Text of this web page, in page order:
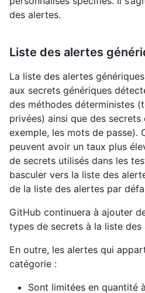
des alertes.
Liste des alertes
La liste des alertes
aux secrets génériques
des méthodes déterministes
privées) ainsi que des secrets
exemple, les mots de passe).
peuvent avoir un taux plus
de secrets utilisés dans les
basculer vers la liste des
de la liste des alertes par
GitHub continuera à ajouter
types de secrets à la liste des
En outre, les alertes qui
catégorie :
Sont limitées en quantité